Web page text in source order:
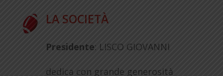
LA SOCIETÀ
Presidente: LISCO GIOVANNI
dedica con grande generosità